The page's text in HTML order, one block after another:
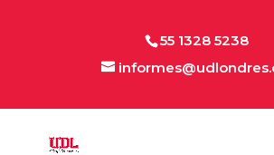
55 1328 5238